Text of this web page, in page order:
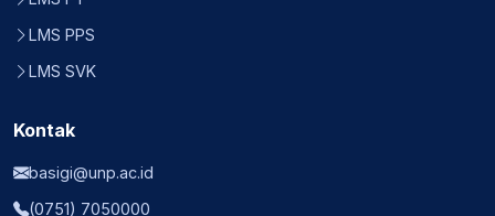
LMS PPS
LMS SVK
Kontak
basigi@unp.ac.id
(0751) 7050000